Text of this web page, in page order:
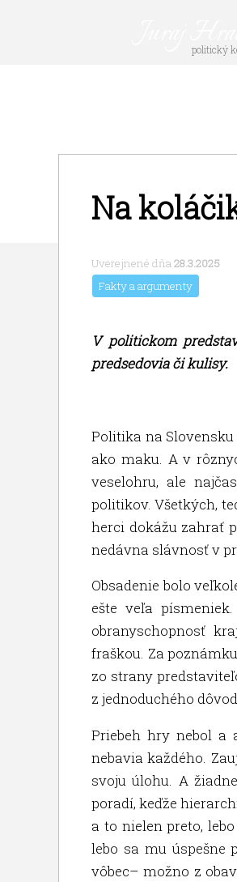
Jurajpolitický
Na
Uverejnené dňa28.3.2025
Fakty a argumenty
V politickom
predsedovia či kulisy.
Politika na
ako maku. A v
veselohru, ale
politikov. Všetkých,
herci dokážu zahrať
nedávna slávnosť v
Obsadenie bolo
ešte veľa
obranyschopnosť
fraškou. Za
zo strany
z jednoduchého
Priebeh hry nebol a
nebavia každého.
svoju úlohu. A
poradí, keďže
a to nielen preto,
lebo sa mu úspešne
vôbec– možno z